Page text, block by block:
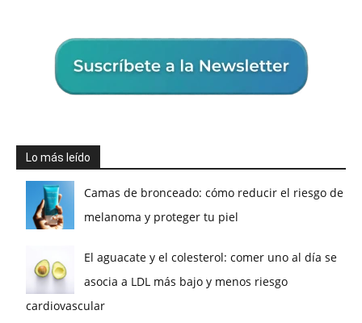
Lo más leído
Camas de bronceado: cómo reducir el riesgo de
melanoma y proteger tu piel
El aguacate y el colesterol: comer uno al día se
asocia a LDL más bajo y menos riesgo
cardiovascular